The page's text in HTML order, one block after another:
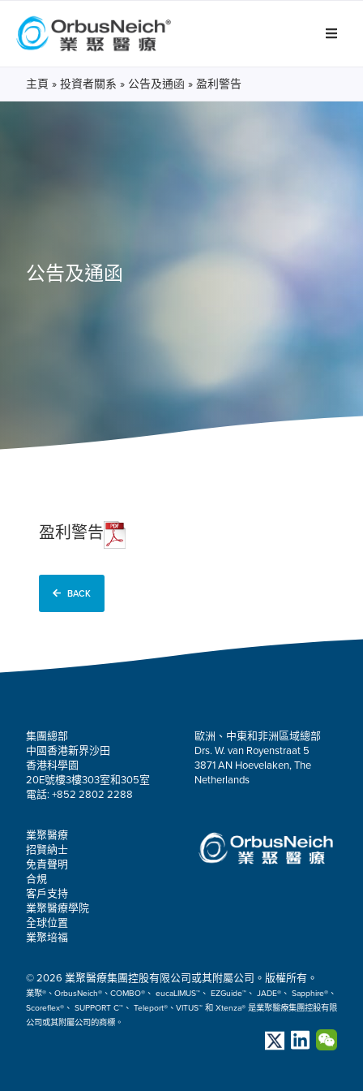
主頁 » 投資者關系 » 公告及通函 » 盈利警告
公告及通函
盈利警告
BACK
集團總部
中國香港新界沙田
香港科學園
20E號樓3樓303室和305室
電話: +852 2802 2288
歐洲、中東和非洲區域總部
Drs. W. van Royenstraat 5
3871 AN Hoevelaken, The
Netherlands
業聚醫療
招賢納士
免責聲明
合規
客戶支持
業聚醫療學院
全球位置
業聚培福
© 2026 業聚醫療集團控股有限公司或其附屬公司。版權所有。
業聚®、OrbusNeich®、COMBO®、 eucaLIMUS™、 EZGuide™、 JADE®、 Sapphire®、
Scoreflex®、 SUPPORT C™、 Teleport®、VITUS™ 和 Xtenza® 是業聚醫療集團控股有限
公司或其附屬公司的商標。